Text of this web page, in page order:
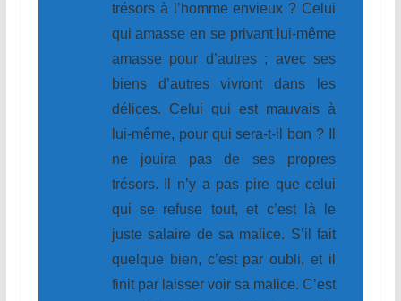
trésors à l’homme envieux ? Celui
qui amasse en se privant lui-même
amasse pour d’autres ; avec ses
biens d’autres vivront dans les
délices. Celui qui est mauvais à
lui-même, pour qui sera-t-il bon ? Il
ne jouira pas de ses propres
trésors. Il n’y a pas pire que celui
qui se refuse tout, et c’est là le
juste salaire de sa malice. S’il fait
quelque bien, c’est par oubli, et il
finit par laisser voir sa malice. C’est